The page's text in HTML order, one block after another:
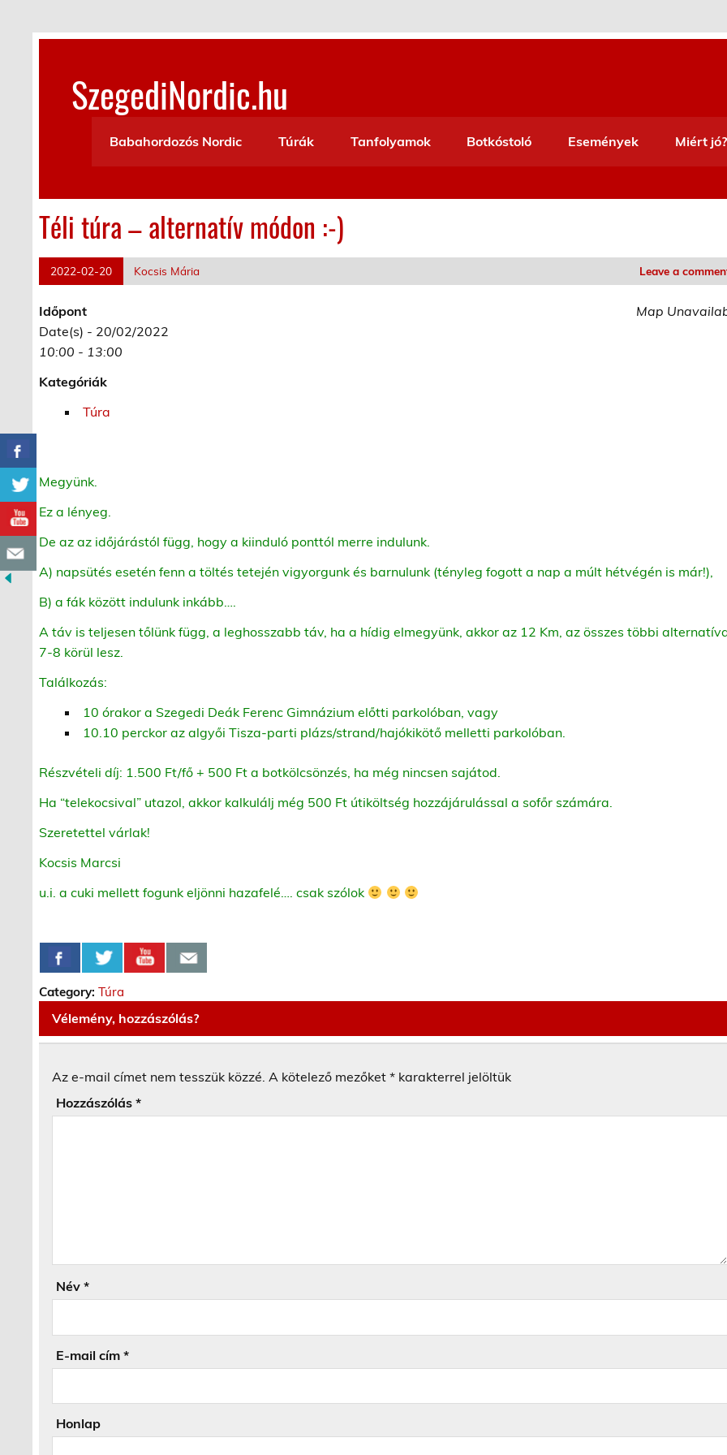
content
SzegediNordic.hu
Babahordozós Nordic
Túrák Tanfolyamok Botkóstoló Események Miért jó?
Téli túra – alternatív módon :-)
2022-02-20 Kocsis Mária Leave a
Map
Időpont
Date(s) - 20/02/2022
10:00 - 13:00
Kategóriák
Túra
Megyünk.
Ez a lényeg.
De az az időjárástól függ, hogy a kiinduló ponttól merre indulunk.
A) napsütés esetén fenn a töltés tetején vigyorgunk és barnulunk (tényleg fogott a nap a múlt hétvégén is már!),
B) a fák között indulunk inkább….
A táv is teljesen tőlünk függ, a leghosszabb táv, ha a hídig elmegyünk, akkor az 12 Km, az összes többi
7-8 körül lesz.
Találkozás:
10 órakor a Szegedi Deák Ferenc Gimnázium előtti parkolóban, vagy
10.10 perckor az algyői Tisza-parti plázs/strand/hajókikötő melletti parkolóban.
Részvételi díj: 1.500 Ft/fő + 500 Ft a botkölcsönzés, ha még nincsen sajátod.
Ha “telekocsival” utazol, akkor kalkulálj még 500 Ft útiköltség hozzájárulással a sofőr számára.
Szeretettel várlak!
Kocsis Marcsi
u.i. a cuki mellett fogunk eljönni hazafelé…. csak szólok
Category:Túra
Vélemény, hozzászólás?
Az e-mail címet nem tesszük közzé. A kötelező mezőket* karakterrel jelöltük
Hozzászólás*
Név*
E-mail cím*
Honlap